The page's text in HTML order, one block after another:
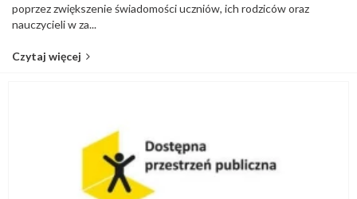
poprzez zwiększenie świadomości uczniów, ich rodziców oraz
nauczycieli w za...
Czytaj więcej